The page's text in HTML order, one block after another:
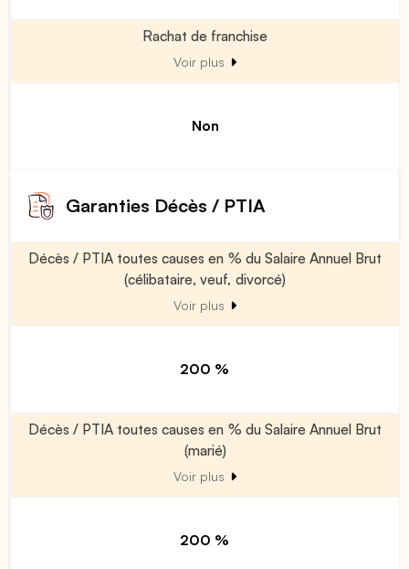
Rachat de franchise
Voir plus
Non
Garanties Décès / PTIA
Décès / PTIA toutes causes en % du Salaire Annuel Brut
(célibataire, veuf, divorcé)
Voir plus
200 %
Décès / PTIA toutes causes en % du Salaire Annuel Brut
(marié)
Voir plus
200 %